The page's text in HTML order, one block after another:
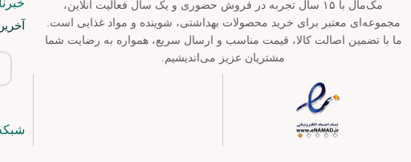
مک‌مال با ۱۵ سال تجربه در فروش حضوری و یک سال فعالیت آنلاین،
مجموعه‌ای معتبر برای خرید محصولات بهداشتی، شوینده و مواد غذایی است.
ما با تضمین اصالت کالا، قیمت مناسب و ارسال سریع، همواره به رضایت شما
مشتریان عزیز می‌اندیشیم.